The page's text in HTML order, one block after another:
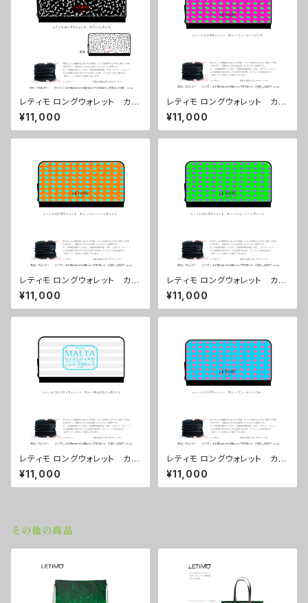
レティモ ロングウォレット カラ
ー/しろくろ ■配送まで３週間
¥11,000
レティモ ロングウォレット カラ
ー/ ニュードットピンク ■配送
まで３週間
¥11,000
レティモ ロングウォレット カラ
ー/ ニュードットオレンジ ■配
送まで３週間
¥11,000
レティモ ロングウォレット カラ
ー/ ニュードットグリーン ■配
送まで３週間
¥11,000
レティモ ロングウォレット カラ
ー/マルタカフェホワイト ■配
送まで３週間
¥11,000
レティモ ロングウォレット カラ
ー/ ニュードットブルー ■配送
まで３週間
¥11,000
その他の商品